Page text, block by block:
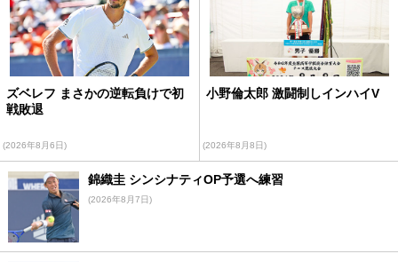
ズベレフ まさかの逆転負けで初
戦敗退
(2026年8月6日)
小野倫太郎 激闘制しインハイV
(2026年8月8日)
錦織圭 シンシナティOP予選へ練習
(2026年8月7日)